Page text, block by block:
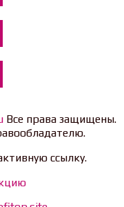
Все права защищены.
ссылку.